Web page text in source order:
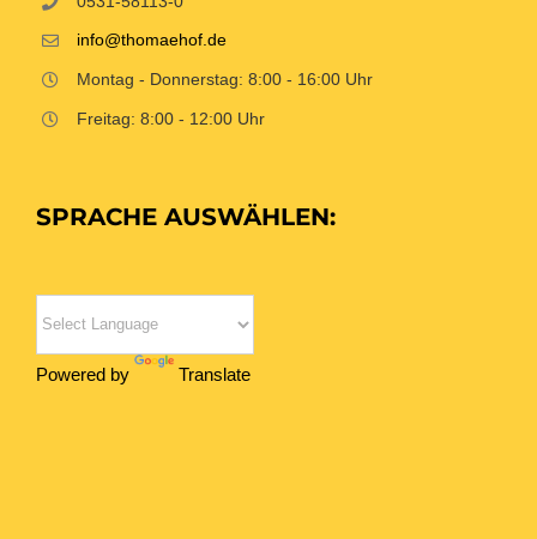
info@thomaehof.de
Montag - Donnerstag: 8:00 - 16:00 Uhr
Freitag: 8:00 - 12:00 Uhr
SPRACHE AUSWÄHLEN:
Powered by Translate